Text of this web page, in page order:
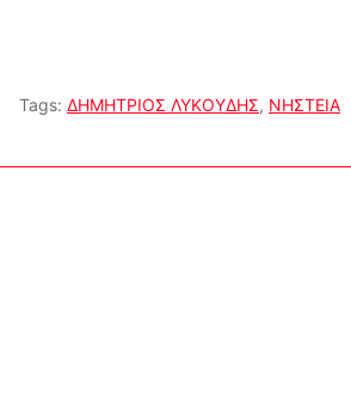
Tags: ΔΗΜΗΤΡΙΟΣ ΛΥΚΟΥΔΗΣ, ΝΗΣΤΕΙΑ